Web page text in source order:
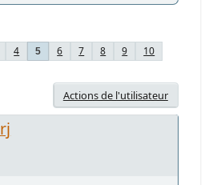
4 5 6 7 8 9
10
Actions de l'utilisateur